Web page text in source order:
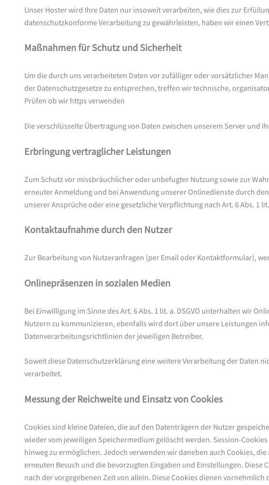
Unser Hoster wird Ihre Daten nur insoweit verarbeiten, wie dies zur
datenschutzkonforme Verarbeitung zu gewährleisten, haben wir einen
Maßnahmen für Schutz und Sicherheit
Um die durch uns verarbeiteten Daten vor zufälliger oder vorsätzlicher
der Datenschutzgesetze zu entsprechen, treffen wir technische,
Prüfen ob wir https verwenden
Die verschlüsselte Übertragung von Daten zwischen unserem Server und
Erbringung vertraglicher Leistungen
Zum Schutz vor missbräuchlicher oder unbefugter Nutzung sowie zur
erneuter Anmeldung und bei Anwendung unserer Onlinedienste durch
unserer Ansprüche oder eine gesetzliche Verpflichtung nach Art. 6 Abs. 1 lit.
Kontaktaufnahme durch den Nutzer
Zur Bearbeitung von Nutzeranfragen (per Email oder Kontaktformular),
Onlinepräsenzen in sozialen Medien
Bei Einwilligung im Sinne des Art. 6 Abs. 1 lit. a. DSGVO unterhalten wir
Nutzern zu kommunizieren, ebenfalls wird dort über unsere Leistungen
Datenverarbeitungsrichtlinien der jeweiligen Betreiber.
Soweit diese Datenschutzerklärung eine weitere Verarbeitung der Daten
verarbeitet.
Messung der Reichweite und Einsatz von Cookies
Cookies sind kleine Dateien, die auf den Datenträgern der Nutzer
wieder vom jeweiligen Speichermedium gelöscht werden. Session-
hinweg zu ermöglichen. Jedoch verwenden wir daneben auch Cookies,
erneuten Besuch und die bevorzugten Eingaben und Einstellungen.
nach der vorgegebenen Zeit von allein. Diese Cookies dienen